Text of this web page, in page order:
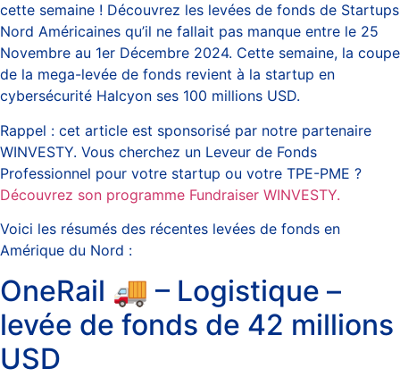
cette semaine ! Découvrez les levées de fonds de Startups
Nord Américaines qu’il ne fallait pas manque entre le 25
Novembre au 1er Décembre 2024. Cette semaine, la coupe
de la mega-levée de fonds revient à la startup en
cybersécurité Halcyon ses 100 millions USD.
Rappel : cet article est sponsorisé par notre partenaire
WINVESTY. Vous cherchez un Leveur de Fonds
Professionnel pour votre startup ou votre TPE-PME ?
Découvrez son programme Fundraiser WINVESTY.
Voici les résumés des récentes levées de fonds en
Amérique du Nord :
OneRail 🚚 – Logistique –
levée de fonds de 42 millions
USD